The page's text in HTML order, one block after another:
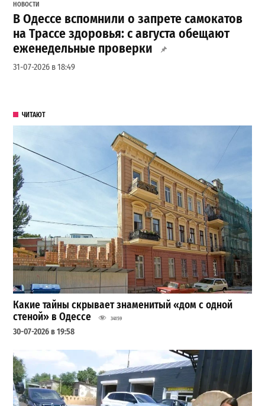
НОВОСТИ
В Одессе вспомнили о запрете самокатов
на Трассе здоровья: с августа обещают
еженедельные проверки
31-07-2026 в 18:49
ЧИТАЮТ
Какие тайны скрывает знаменитый «дом с одной
стеной» в Одессе
34159
30-07-2026 в 19:58